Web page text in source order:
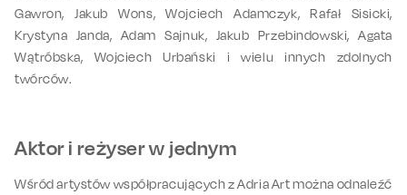
Gawron, Jakub Wons, Wojciech Adamczyk, Rafał Sisicki,
Krystyna Janda, Adam Sajnuk, Jakub Przebindowski, Agata
Wątróbska, Wojciech Urbański i wielu innych zdolnych
twórców.
Aktor i reżyser w jednym
Wśród artystów współpracujących z Adria Art można odnaleźć